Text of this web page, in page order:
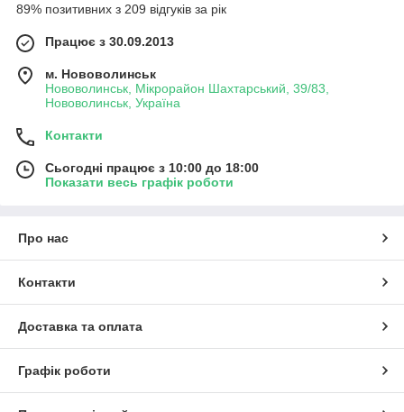
89% позитивних з 209 відгуків за рік
Працює з 30.09.2013
м. Нововолинськ
Нововолинськ, Мікрорайон Шахтарський, 39/83,
Нововолинськ, Україна
Контакти
Сьогодні працює з 10:00 до 18:00
Показати весь графік роботи
Про нас
Контакти
Доставка та оплата
Графік роботи